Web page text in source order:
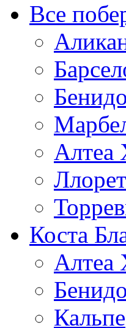
Все
Алтеа
Коста
Алтеа
Кальпе